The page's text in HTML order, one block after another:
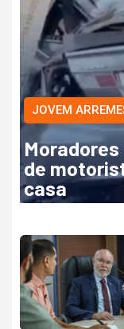
JOVEM
Moradores
de
casa